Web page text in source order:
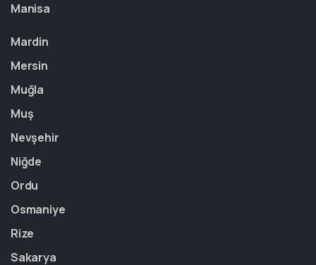
Manisa
Mardin
Mersin
Muğla
Muş
Nevşehir
Niğde
Ordu
Osmaniye
Rize
Sakarya